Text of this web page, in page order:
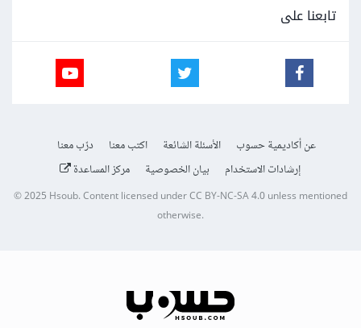
تابعنا على
عن أكاديمية حسوب الأسئلة الشائعة اكتب معنا
درّب معنا
إرشادات الاستخدام
بيان الخصوصية مركز المساعدة
© 2025Hsoub.Content licensed underCC BY-NC-SA 4.0unless mentioned
otherwise.